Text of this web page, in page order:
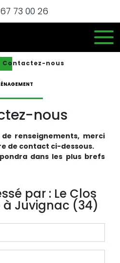
73 00 26
Contactez-nous
nous
renseignements, merci
de contact ci-dessous.
dans les plus brefs
par : Le Clos
à Juvignac (34)